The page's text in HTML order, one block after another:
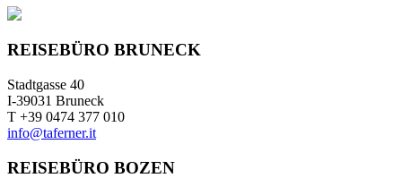
REISEBÜRO BRUNECK
Stadtgasse 40
I-39031 Bruneck
T +39 0474 377 010
info@taferner.it
REISEBÜRO BOZEN